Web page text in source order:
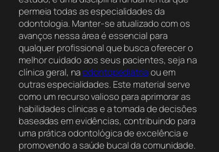
permeia todas as especialidades da
odontologia. Manter-se atualizado com os
avanços nessa área é essencial para
qualquer profissional que busca oferecer o
melhor cuidado aos seus pacientes, seja na
clínica geral, naodontopediatriaou em
outras especialidades. Este material serve
como um recurso valioso para aprimorar as
habilidades clínicas e a tomada de decisões
baseadas em evidências, contribuindo para
uma prática odontológica de excelência e
promovendo a saúde bucal da comunidade.